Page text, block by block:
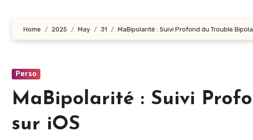
Home 2025 May 31 MaBipolarité : Suivi Profond du Trouble
Perso
MaBipolarité : Suivi
sur iOS